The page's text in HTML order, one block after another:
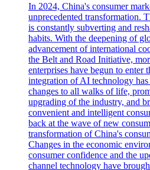
In 2024, China's consumer
unprecedented transformation.
is constantly subverting and
habits. With the deepening of
advancement of international
the Belt and Road Initiative,
enterprises have begun to enter
integration of AI technology
changes to all walks of life,
upgrading of the industry, and
convenient and intelligent
back at the wave of new
transformation of China's
Changes in the economic
consumer confidence and the
channel technology have